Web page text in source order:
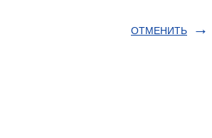
ОТМЕНИТЬ